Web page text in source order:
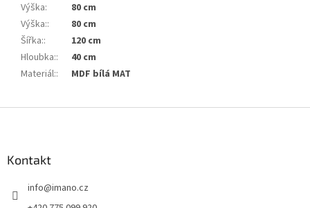
Výška:
80 cm
Výška::
80 cm
Šířka::
120 cm
Hloubka::
40 cm
Materiál:: MDF bílá MAT
Kontakt
info@imano.cz